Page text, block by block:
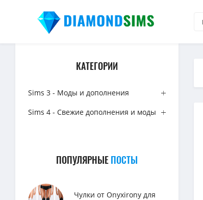
КАТЕГОРИИ
Sims 3 - Моды и дополнения
Sims 4 - Свежие дополнения и моды
ПОПУЛЯРНЫЕПОСТЫ
Чулки от Onyxirony для